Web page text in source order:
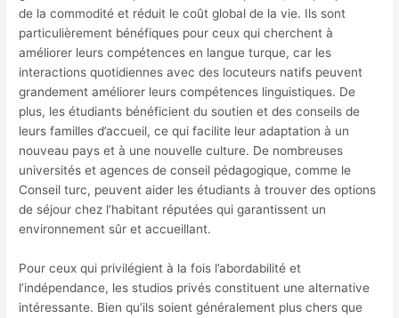
de la commodité et réduit le coût global de la vie. Ils sont
particulièrement bénéfiques pour ceux qui cherchent à
améliorer leurs compétences en langue turque, car les
interactions quotidiennes avec des locuteurs natifs peuvent
grandement améliorer leurs compétences linguistiques. De
plus, les étudiants bénéficient du soutien et des conseils de
leurs familles d’accueil, ce qui facilite leur adaptation à un
nouveau pays et à une nouvelle culture. De nombreuses
universités et agences de conseil pédagogique, comme le
Conseil turc, peuvent aider les étudiants à trouver des options
de séjour chez l’habitant réputées qui garantissent un
environnement sûr et accueillant.
Pour ceux qui privilégient à la fois l’abordabilité et
l’indépendance, les studios privés constituent une alternative
intéressante. Bien qu’ils soient généralement plus chers que